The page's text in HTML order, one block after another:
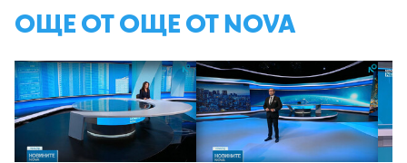
ОЩЕ ОТ ОЩЕ ОТ NOVA